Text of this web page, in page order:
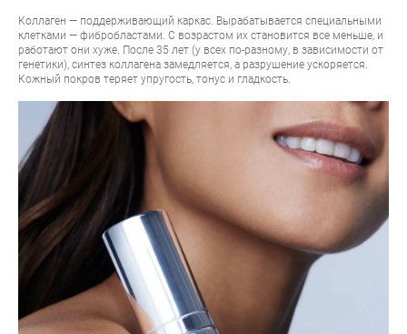
Коллаген — поддерживающий каркас. Вырабатывается специальными
клетками — фибробластами. С возрастом их становится все меньше, и
работают они хуже. После 35 лет (у всех по-разному, в зависимости от
генетики), синтез коллагена замедляется, а разрушение ускоряется.
Кожный покров теряет упругость, тонус и гладкость.